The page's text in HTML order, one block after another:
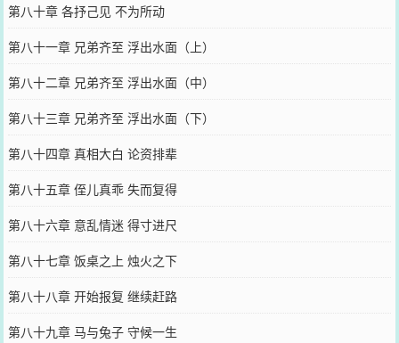
第八十章 各抒己见 不为所动
第八十一章 兄弟齐至 浮出水面（上）
第八十二章 兄弟齐至 浮出水面（中）
第八十三章 兄弟齐至 浮出水面（下）
第八十四章 真相大白 论资排辈
第八十五章 侄儿真乖 失而复得
第八十六章 意乱情迷 得寸进尺
第八十七章 饭桌之上 烛火之下
第八十八章 开始报复 继续赶路
第八十九章 马与兔子 守候一生